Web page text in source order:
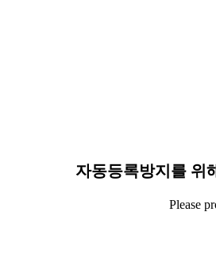
자동등록방지를 위
Please